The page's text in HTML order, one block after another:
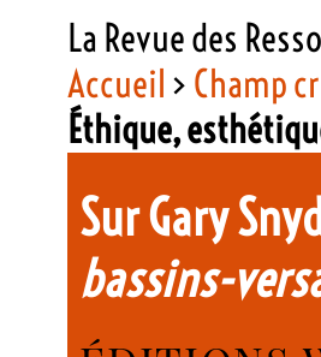
La Revue des
Accueil > Champ
Éthique,
Sur Gary
bassins-